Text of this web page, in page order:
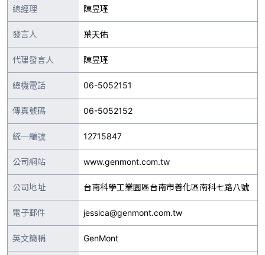
總經理 陳昱瑾
發言人 葉天佑
代理發言人 陳昱瑾
總機電話 06-5052151
傳真號碼 06-5052152
統一編號 12715847
公司網站 www.genmont.com.tw
公司地址 台南科學工業園區台南市善化區南科七路八號
電子郵件 jessica@genmont.com.tw
英文簡稱 GenMont